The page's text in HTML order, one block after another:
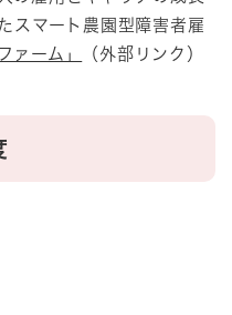
スマート農園型障害者雇
ァーム」
（外部リンク）